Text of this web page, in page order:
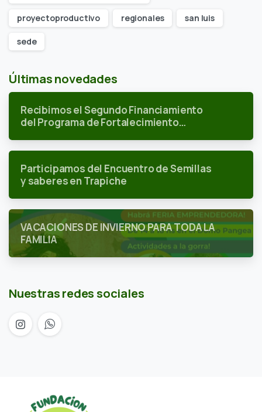
proyectoproductivo regionales san luis
sede
Últimas novedades
Recibimos el Segundo Financiamiento
del Programa de Fortalecimiento
Participamos del Encuentro de Semillas
y saberes en Trapiche
VACACIONES DE INVIERNO PARA TODA LA
FAMILIA
Nuestras redes sociales